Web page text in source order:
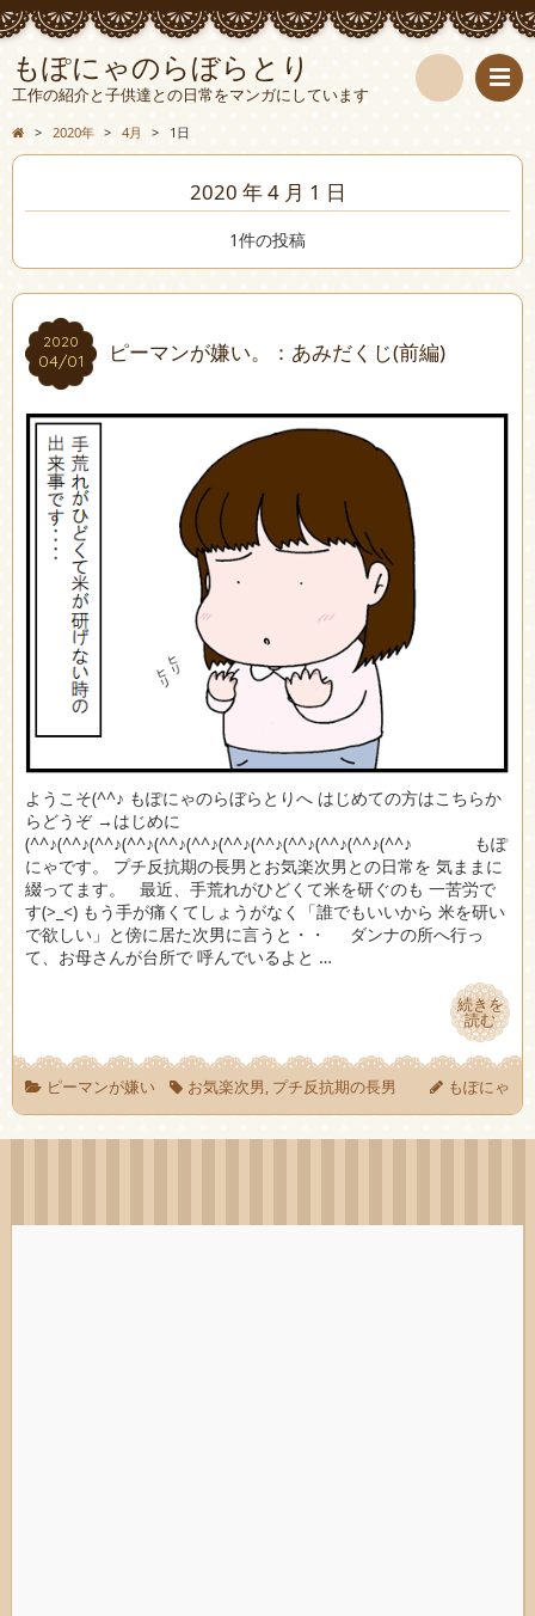
もぽにゃのらぼらとり
工作の紹介と子供達との日常をマンガにしています
> 2020年 > 4月 > 1日
2020 年 4 月 1 日
1件の投稿
2020
04/01
2020
04/01 ピーマンが嫌い。：あみだくじ(前編)
ようこそ(^^♪ もぽにゃのらぼらとりへ はじめての方はこちらか
らどうぞ →はじめに
(^^♪(^^♪(^^♪(^^♪(^^♪(^^♪(^^♪(^^♪(^^♪(^^♪(^^♪(^^♪ もぽ
にゃです。 プチ反抗期の長男とお気楽次男との日常を 気ままに
綴ってます。 最近、手荒れがひどくて米を研ぐのも 一苦労で
す(>_<) もう手が痛くてしょうがなく「誰でもいいから 米を研い
で欲しい」と傍に居た次男に言うと・・ ダンナの所へ行っ
て、お母さんが台所で 呼んでいるよと …
続きを
読む
続きを
読む
ピーマンが嫌い お気楽次男, プチ反抗期の長男 もぽにゃ